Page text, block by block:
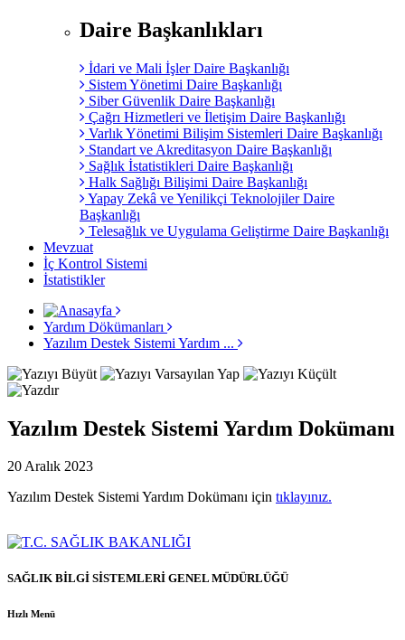
Daire Başkanlıkları
İdari ve Mali İşler Daire Başkanlığı
Sistem Yönetimi Daire Başkanlığı
Siber Güvenlik Daire Başkanlığı
Çağrı Hizmetleri ve İletişim Daire Başkanlığı
Varlık Yönetimi Bilişim Sistemleri Daire Başkanlığı
Standart ve Akreditasyon Daire Başkanlığı
Sağlık İstatistikleri Daire Başkanlığı
Halk Sağlığı Bilişimi Daire Başkanlığı
Yapay Zekâ ve Yenilikçi Teknolojiler Daire
Başkanlığı
Telesağlık ve Uygulama Geliştirme Daire Başkanlığı
Mevzuat
İç Kontrol Sistemi
İstatistikler
Yardım Dökümanları
Yazılım Destek Sistemi Yardım ...
Yazılım Destek Sistemi Yardım Dokümanı
20 Aralık 2023
Yazılım Destek Sistemi Yardım Dokümanı için tıklayınız.
SAĞLIK BİLGİ SİSTEMLERİ GENEL MÜDÜRLÜĞÜ
Hızlı Menü